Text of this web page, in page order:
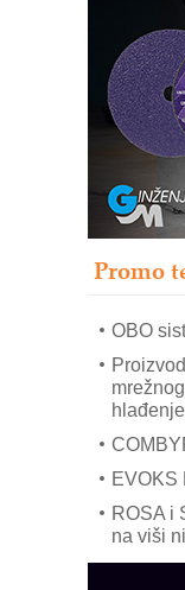
Promo
sistema
Trajna
IB
RMQ-
–
OBO
EVOKS
ROSA i
na viši